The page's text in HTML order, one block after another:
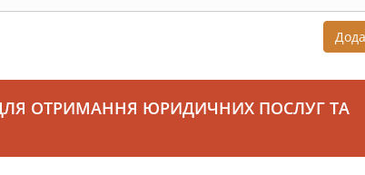
ОТРИМАННЯ ЮРИДИЧНИХ ПОСЛУГ ТА